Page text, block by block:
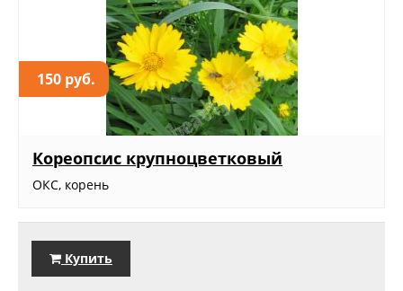
150 руб.
Кореопсис крупноцветковый
ОКС, корень
Купить